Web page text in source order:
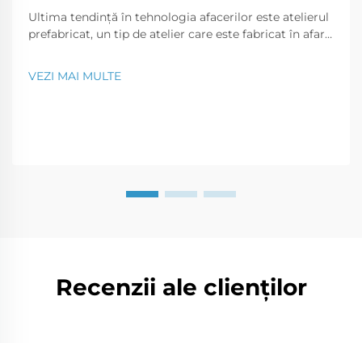
Ultima tendință în tehnologia afacerilor este atelierul
prefabricat, un tip de atelier care este fabricat în afara
construcție este o soluție perfectă pentru o...
VEZI MAI MULTE
Recenzii ale clienților